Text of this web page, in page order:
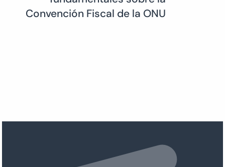
Convención Fiscal de la ONU